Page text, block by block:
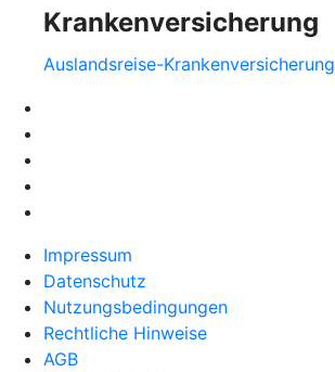
Krankenversicherung
Auslandsreise-Krankenversicherung
Impressum
Datenschutz
Nutzungsbedingungen
Rechtliche Hinweise
AGB